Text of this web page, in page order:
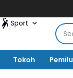
Sport
Tokoh Pemilu